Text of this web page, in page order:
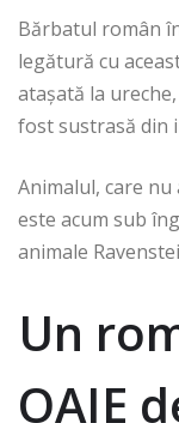
Bărbatul român
legătură cu
atașată la
fost sustrasă din
Animalul, care
este acum sub
animale
Un
OAIE